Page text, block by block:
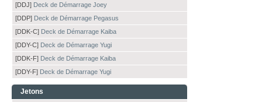
[DDJ] Deck de Démarrage Joey
[DDP] Deck de Démarrage Pegasus
[DDK-C] Deck de Démarrage Kaiba
[DDY-C] Deck de Démarrage Yugi
[DDK-F] Deck de Démarrage Kaiba
[DDY-F] Deck de Démarrage Yugi
Jetons